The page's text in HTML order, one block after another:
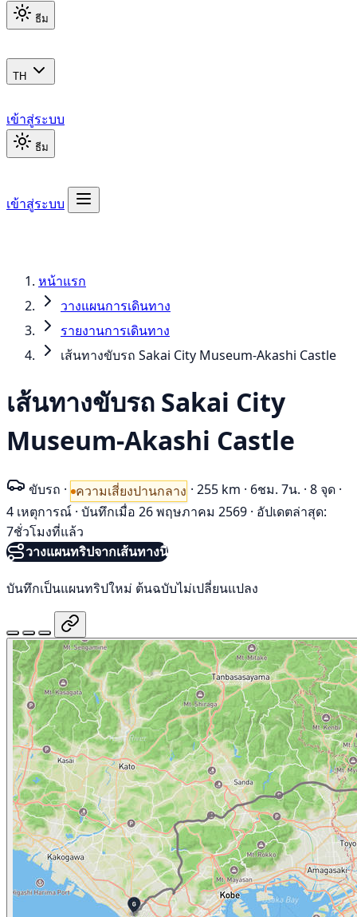
ธีม
TH
เข้าสู่ระบบ
ธีม
เข้าสู่ระบบ
หน้าแรก
วางแผนการเดินทาง
รายงานการเดินทาง
เส้นทางขับรถ Sakai City Museum-Akashi Castle
เส้นทางขับรถ Sakai City
Museum-Akashi Castle
ขับรถ · ความเสี่ยงปานกลาง · 255 km · 6ชม. 7น. · 8 จุด ·
4 เหตุการณ์ · บันทึกเมื่อ 26 พฤษภาคม 2569 · อัปเดตล่าสุด:
7ชั่วโมงที่แล้ว
วางแผนทริปจากเส้นทางนี้
บันทึกเป็นแผนทริปใหม่ ต้นฉบับไม่เปลี่ยนแปลง